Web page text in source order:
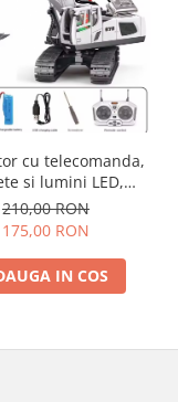
cu telecomanda,
si lumini LED,
functii si detalii
incarcare
acumulator inclus.
210,00 RON
175,00 RON
IN COS